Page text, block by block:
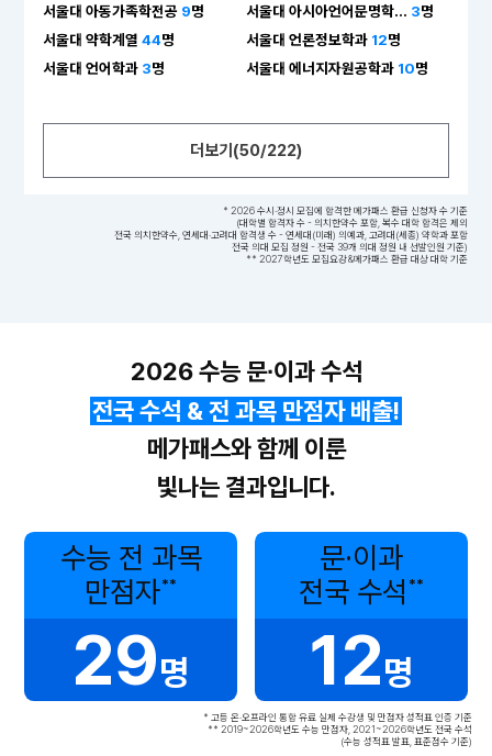
서울대 아동가족학전공 9명 서울대 아시아언어문명학... 3명
서울대 약학계열 44명 서울대 언론정보학과 12명
서울대 언어학과 3명 서울대 에너지자원공학과 10명
더보기(50/222)
* 2026 수시·정시 모집에 합격한 메가패스 환급 신청자 수 기준
(대학별 합격자 수 - 의치한약수 포함, 복수 대학 합격은 제외
전국 의치한약수, 연세대·고려대 합격생 수 - 연세대(미래) 의예과, 고려대(세종) 약학과 포함
전국 의대 모집 정원 - 전국 39개 의대 정원 내 선발인원 기준)
** 2027학년도 모집요강&메가패스 환급 대상 대학 기준
2026 수능 문∙이과 수석
전국 수석 & 전 과목 만점자 배출!
메가패스와 함께 이룬
빛나는 결과입니다.
수능 전 과목
만점자**
29명
문·이과
전국 수석**
12명
* 고등 온·오프라인 통합 유료 실제 수강생 및 만점자 성적표 인증 기준
** 2019~2026학년도 수능 만점자, 2021~2026학년도 전국 수석
(수능 성적표 발표, 표준점수 기준)